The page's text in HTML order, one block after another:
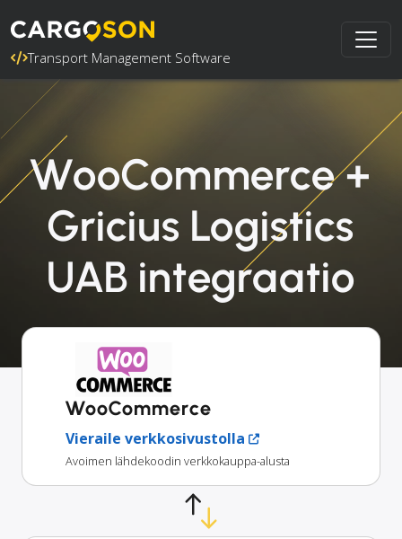
Transport Management Software
WooCommerce +
Gricius Logistics
UAB integraatio
WooCommerce
Vieraile verkkosivustolla
Avoimen lähdekoodin verkkokauppa-alusta